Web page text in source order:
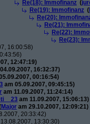
Re(18): Immofinanz (
Re(19): Immofinanz (
Re(20):
Re(21):
Re(22):
Re(23):
16:00:58)
12:47:19)
16:32:37)
00:16:54)
am 05.09.2007, 09:45:15)
am 11.09.2007, 11:24:14)
am 11.09.2007, 15:06:13)
Major am 29.10.2007, 12:09:21)
20:33:42)
13:30:30)